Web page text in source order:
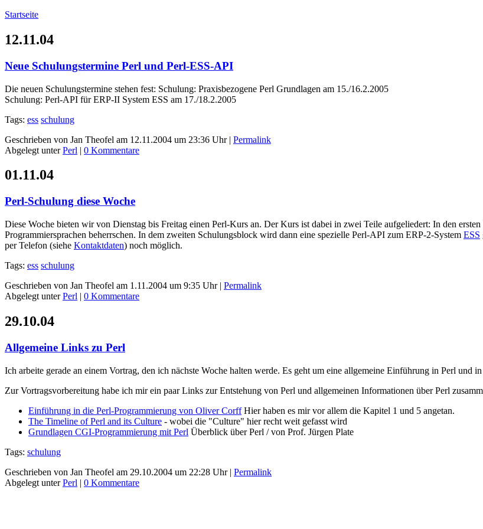
Startseite
12.11.04
Neue Schulungstermine Perl und Perl-ESS-API
Die neuen Schulungstermine stehen fest: Schulung: Praxisbezogene Perl Grundlagen am 15./16.2.2005
Schulung: Perl-API für ERP-II System ESS am 17./18.2.2005
Tags: ess schulung
Geschrieben von Jan Theofel am 12.11.2004 um 23:36 Uhr | Permalink
Abgelegt unterPerl | 0 Kommentare
01.11.04
Perl-Schulung diese Woche
Diese Woche bieten wir von Dienstag bis Freitag einen Perl-Kurs an. Der Kurs ist dabei in zwei Teile aufgeliedert: In den
Programmiersprachen beherrschen. In dem zweiten Schulungsblock wird dann eine spezielle Perl-API zum ERP-2-System ESS
per Telefon (siehe Kontaktdaten) noch möglich.
Tags: ess schulung
Geschrieben von Jan Theofel am 1.11.2004 um 9:35 Uhr | Permalink
Abgelegt unterPerl | 0 Kommentare
29.10.04
Allgemeine Links zu Perl
Ich arbeite gerade an einem Vortrag, den ich nächste Woche halten werde. Es geht um eine allgemeine Einführung in Perl und
Zur Vortragsvorbereitung habe ich mir ein paar Links zur Entstehung von Perl und allgemeinen Informationen über Perl
Einführung in die Perl-Programmierung von Oliver CorffHier haben es mir vor allem die Kapitel 1 und 5 angetan.
The Timeline of Perl and its Culture - wobei die "Culture" hier recht weit gefasst wird
Grundlagen CGI-Programmierung mit Perl Überblick über Perl / von Prof. Jürgen Plate
Tags: schulung
Geschrieben von Jan Theofel am 29.10.2004 um 22:28 Uhr | Permalink
Abgelegt unterPerl | 0 Kommentare